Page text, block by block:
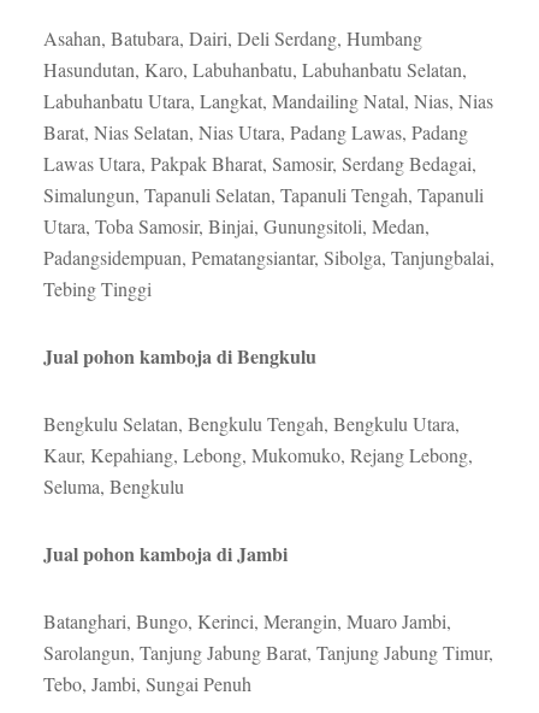
Asahan, Batubara, Dairi, Deli Serdang, Humbang
Hasundutan, Karo, Labuhanbatu, Labuhanbatu Selatan,
Labuhanbatu Utara, Langkat, Mandailing Natal, Nias, Nias
Barat, Nias Selatan, Nias Utara, Padang Lawas, Padang
Lawas Utara, Pakpak Bharat, Samosir, Serdang Bedagai,
Simalungun, Tapanuli Selatan, Tapanuli Tengah, Tapanuli
Utara, Toba Samosir, Binjai, Gunungsitoli, Medan,
Padangsidempuan, Pematangsiantar, Sibolga, Tanjungbalai,
Tebing Tinggi
Jual pohon kamboja di Bengkulu
Bengkulu Selatan, Bengkulu Tengah, Bengkulu Utara,
Kaur, Kepahiang, Lebong, Mukomuko, Rejang Lebong,
Seluma, Bengkulu
Jual pohon kamboja di Jambi
Batanghari, Bungo, Kerinci, Merangin, Muaro Jambi,
Sarolangun, Tanjung Jabung Barat, Tanjung Jabung Timur,
Tebo, Jambi, Sungai Penuh